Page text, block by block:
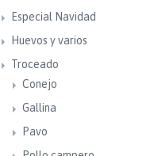
Especial Navidad
Huevos y varios
Troceado
Conejo
Gallina
Pavo